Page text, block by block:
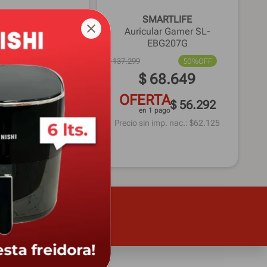
Gamer ST3990
$ 51.347
51.751
SMARTLIFE
Auricular Gamer SL-
EBG207G
137.299 50%OFF
$ 68.649
OFERTA
en 1 pago$ 56.292
Precio sin imp. nac.: $62.125